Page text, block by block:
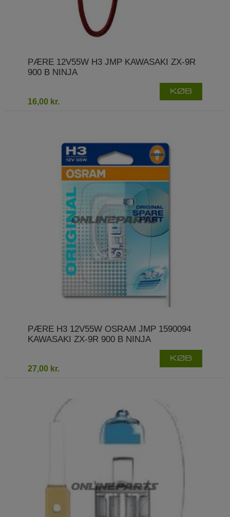
PÆRE 12V55W H3 JMP KAWASAKI ZX-9R
900 B NINJA
16,00 kr.
KØB
PÆRE H3 12V55W OSRAM JMP 1590094
KAWASAKI ZX-9R 900 B NINJA
27,00 kr.
KØB